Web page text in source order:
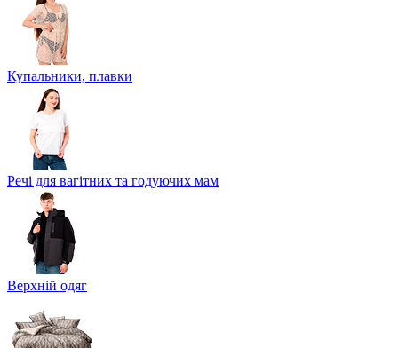
Купальники, плавки
Речі для вагітних та годуючих мам
Верхній одяг